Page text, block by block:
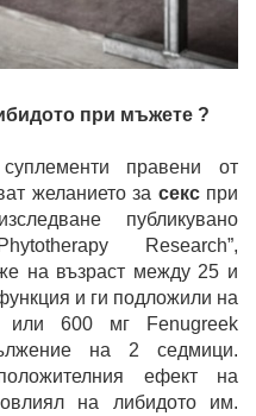
при мъжете ?
правени от
желанието за секспри
публикувано
Research”,
на възраст между 25 и
и ги подложили на
или 600 мг Fenugreek
на 2 седмици.
ефект на
на либидото им.